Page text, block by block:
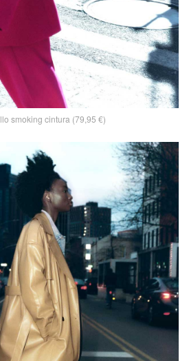
smoking cintura (79,95 €)